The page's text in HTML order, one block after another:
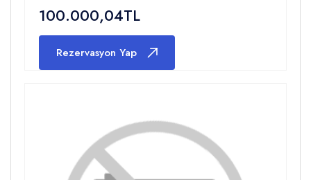
100.000,04TL
Rezervasyon Yap